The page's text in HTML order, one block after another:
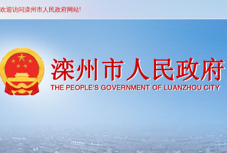
欢迎访问滦州市人民政府网站!